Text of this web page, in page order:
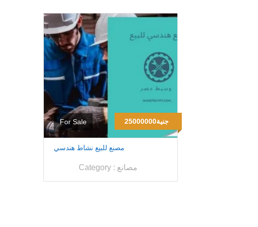
For Sale 25000000جنية
مصنع للبيع نشاط هندسي
Category : مصانع